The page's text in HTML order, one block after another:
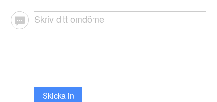
Skicka in